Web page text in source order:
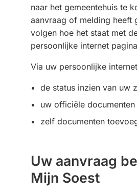
naar het gemeentehuis te
aanvraag of melding heeft
volgen hoe het staat met
persoonlijke internet
Via uw persoonlijke
de status inzien van uw
uw officiële
zelf documenten
Uw aanvraag
Mijn Soest